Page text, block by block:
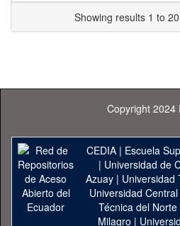
Showing results 1 to
Copyright 2024
CEDIA| Escuela
| Universidad de
Azuay| Universidad
Universidad
Técnica del Norte
Milagro |